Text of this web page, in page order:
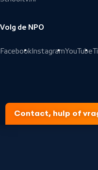
Volg de NPO
Facebook InstagramYouTube
Contact, hulp of